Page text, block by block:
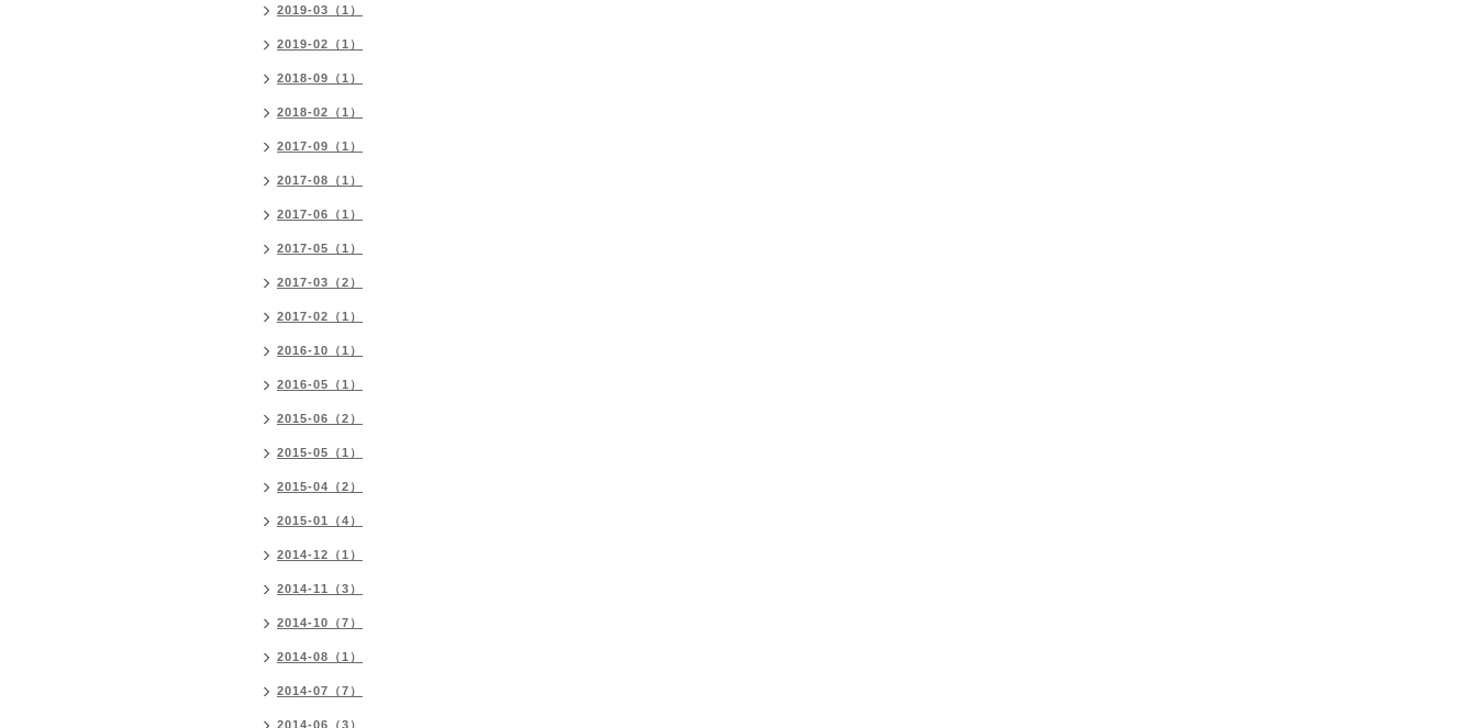
2019-03（1）
2019-02（1）
2018-09（1）
2018-02（1）
2017-09（1）
2017-08（1）
2017-06（1）
2017-05（1）
2017-03（2）
2017-02（1）
2016-10（1）
2016-05（1）
2015-06（2）
2015-05（1）
2015-04（2）
2015-01（4）
2014-12（1）
2014-11（3）
2014-10（7）
2014-08（1）
2014-07（7）
2014-06（3）